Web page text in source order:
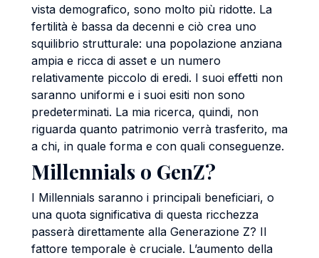
vista demografico, sono molto più ridotte. La
fertilità è bassa da decenni e ciò crea uno
squilibrio strutturale: una popolazione anziana
ampia e ricca di asset e un numero
relativamente piccolo di eredi. I suoi effetti non
saranno uniformi e i suoi esiti non sono
predeterminati. La mia ricerca, quindi, non
riguarda quanto patrimonio verrà trasferito, ma
a chi, in quale forma e con quali conseguenze.
Millennials o GenZ?
I Millennials saranno i principali beneficiari, o
una quota significativa di questa ricchezza
passerà direttamente alla Generazione Z? Il
fattore temporale è cruciale. L’aumento della